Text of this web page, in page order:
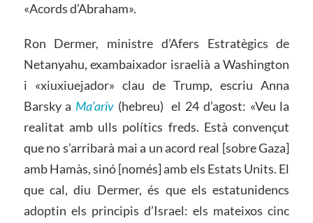
«Acords d’Abraham».
Ron Dermer, ministre d’Afers Estratègics de
Netanyahu, exambaixador israelià a Washington
i «xiuxiuejador» clau de Trump, escriu Anna
Barsky a Ma’ariv (hebreu) el 24 d’agost: «Veu la
realitat amb ulls polítics freds. Està convençut
que no s’arribarà mai a un acord real [sobre Gaza]
amb Hamàs, sinó [només] amb els Estats Units. El
que cal, diu Dermer, és que els estatunidencs
adoptin els principis d’Israel: els mateixos cinc